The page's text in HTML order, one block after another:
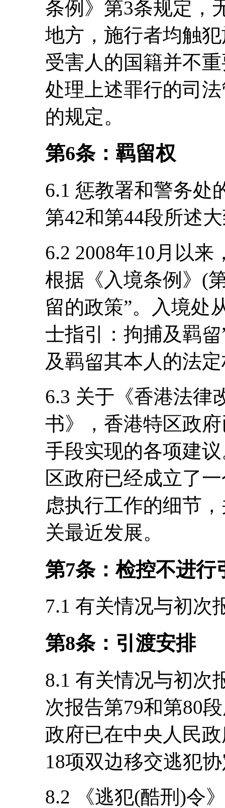
条例》第3条规定，
地方，施行者均触
受害人的国籍并不
处理上述罪行的司
的规定。
第6条：羁留权
6.1 惩教署和警务处
第42和第44段所述
6.2 2008年10月以
根据《入境条例》(
留的政策”。入境处
士指引：拘捕及羁
及羁留其本人的法
6.3 关于《香港法律
书》，香港特区政
手段实现的各项建
区政府已经成立了
虑执行工作的细节
关最近发展。
第7条：检控不进行
7.1 有关情况与初次
第8条：引渡安排
8.1 有关情况与初次
次报告第79和第80
政府已在中央人民
18项双边移交逃犯
8.2 《逃犯(酷刑)令